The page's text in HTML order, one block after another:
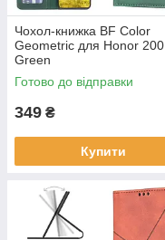
Чохол-книжка BF Color
Geometric для Honor 200
Green
Готово до відправки
349 ₴
Купити